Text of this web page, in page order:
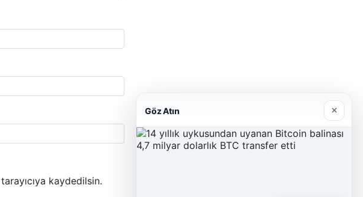
kaydedilsin.
Göz Atın ×